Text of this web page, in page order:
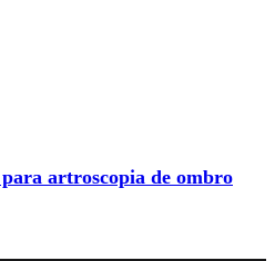
artroscopia de ombro